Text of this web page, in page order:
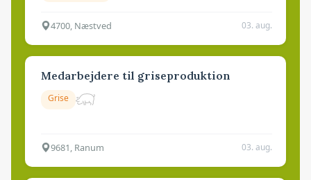
4700, Næstved 03. aug.
Medarbejdere til griseproduktion
Grise
9681, Ranum 03. aug.